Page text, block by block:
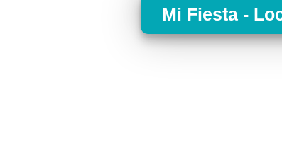
Mi Fiesta -